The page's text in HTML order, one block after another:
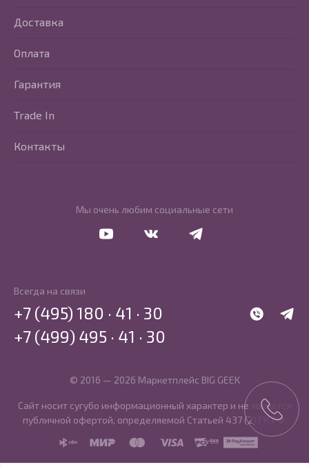
Мы очень любим социальные сети
Доставка
Оплата
Гарантия
Trade In
Контакты
Всегда на связи
WhatsApp
+7 (495) 180 · 41 · 30
+7 (499) 495 · 41 · 30
© 2016 — 2026 Маркетплейс BIG GEEK
Сайт носит сугубо информационный характер и не является
публичной офертой, определяемой Статьей 437 (2) ГК РФ.
SBP
MIR MasterCard
Visa PCI DSS PayKeeper